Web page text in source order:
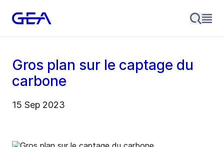
Gros plan sur le captage du
carbone
15 Sep 2023